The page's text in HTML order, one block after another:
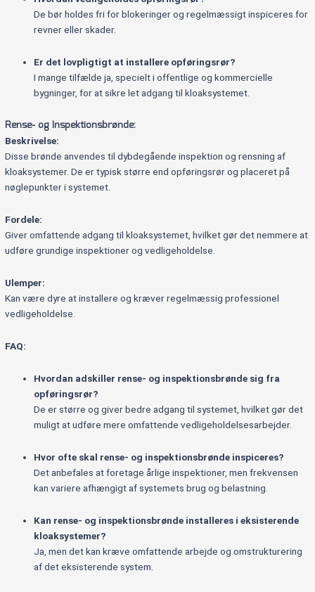
De bør holdes fri for blokeringer og regelmæssigt inspiceres for
revner eller skader.
Er det lovpligtigt at installere opføringsrør?
I mange tilfælde ja, specielt i offentlige og kommercielle
bygninger, for at sikre let adgang til kloaksystemet.
Rense- og Inspektionsbrønde:
Beskrivelse:
Disse brønde anvendes til dybdegående inspektion og rensning af
kloaksystemer. De er typisk større end opføringsrør og placeret på
nøglepunkter i systemet.
Fordele:
Giver omfattende adgang til kloaksystemet, hvilket gør det nemmere at
udføre grundige inspektioner og vedligeholdelse.
Ulemper:
Kan være dyre at installere og kræver regelmæssig professionel
vedligeholdelse.
FAQ:
Hvordan adskiller rense- og inspektionsbrønde sig fra
opføringsrør?
De er større og giver bedre adgang til systemet, hvilket gør det
muligt at udføre mere omfattende vedligeholdelsesarbejder.
Hvor ofte skal rense- og inspektionsbrønde inspiceres?
Det anbefales at foretage årlige inspektioner, men frekvensen
kan variere afhængigt af systemets brug og belastning.
Kan rense- og inspektionsbrønde installeres i eksisterende
kloaksystemer?
Ja, men det kan kræve omfattende arbejde og omstrukturering
af det eksisterende system.